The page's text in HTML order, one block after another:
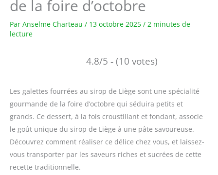
de la foire d’octobre
Par Anselme Charteau / 13 octobre 2025 / 2 minutes de
lecture
4.8/5 - (10 votes)
Les galettes fourrées au sirop de Liège sont une spécialité
gourmande de la foire d’octobre qui séduira petits et
grands. Ce dessert, à la fois croustillant et fondant, associe
le goût unique du sirop de Liège à une pâte savoureuse.
Découvrez comment réaliser ce délice chez vous, et laissez-
vous transporter par les saveurs riches et sucrées de cette
recette traditionnelle.